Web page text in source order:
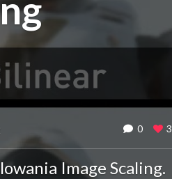
0 3
Image Scaling.